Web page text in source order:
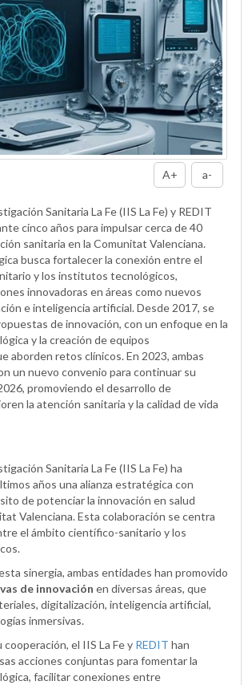
A+ a-
Sanitaria La Fe (IIS La Fe) y REDIT
cinco años para impulsar cerca de 40
sanitaria en la Comunitat Valenciana.
busca fortalecer la conexión entre el
y los institutos tecnológicos,
innovadoras en áreas como nuevos
e inteligencia artificial. Desde 2017, se
de innovación, con un enfoque en la
y la creación de equipos
aborden retos clínicos. En 2023, ambas
un nuevo convenio para continuar su
promoviendo el desarrollo de
la atención sanitaria y la calidad de vida
Sanitaria La Fe (IIS La Fe) ha
años una alianza estratégica con
de potenciar la innovación en salud
Valenciana. Esta colaboración se centra
el ámbito científico-sanitario y los
sinergia, ambas entidades han promovido
de innovación en diversas áreas, que
digitalización, inteligencia artificial,
inmersivas.
el IIS La Fe y REDIT han
acciones conjuntas para fomentar la
facilitar conexiones entre